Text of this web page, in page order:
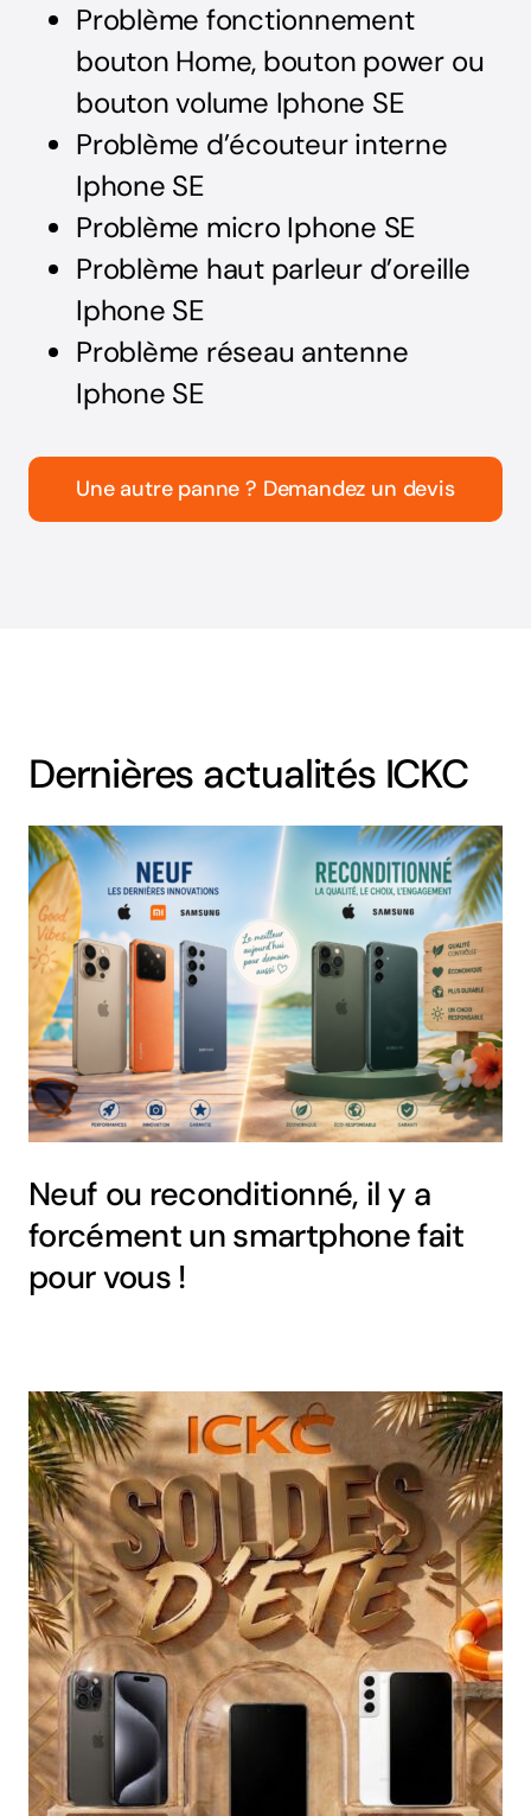
Problème fonctionnement
bouton Home, bouton power ou
bouton volume Iphone SE
Problème d’écouteur interne
Iphone SE
Problème micro Iphone SE
Problème haut parleur d’oreille
Iphone SE
Problème réseau antenne
Iphone SE
Une autre panne ? Demandez un devis
Dernières actualités ICKC
Neuf ou reconditionné, il y a
forcément un smartphone fait
pour vous !